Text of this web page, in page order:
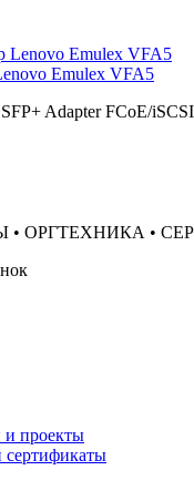
Emulex VFA5
Adapter FCoE/
ОРГТЕХНИКА •
и проекты
сертификаты